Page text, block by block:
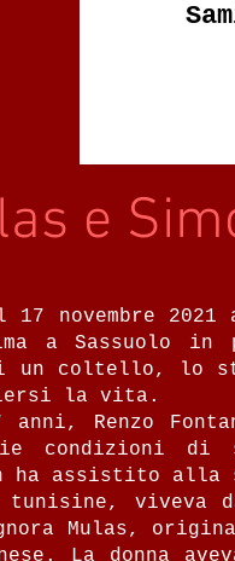
e
17 novembre
a Sassuolo
coltello, lo
la vita.
Renzo
condizioni di
ha assistito
viveva
Mulas,
La donna